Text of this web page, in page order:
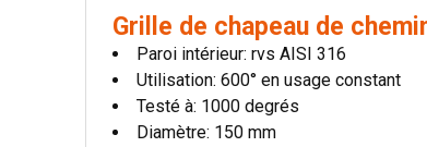
Grille de chapeau de
Paroi intérieur: rvs AISI 316
Utilisation: 600° en usage constant
Testé à: 1000 degrés
Diamètre: 150 mm